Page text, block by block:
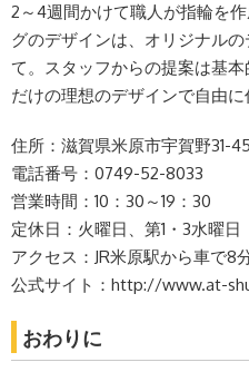
2～4週間かけて職人が指輪を
グのデザインは、オリジナル
て。スタッフからの提案は基
だけの理想のデザインで自由に
住所：滋賀県米原市宇賀野31-45
電話番号：0749-52-8033
営業時間：10：30～19：30
定休日：火曜日、第1・3水曜日
アクセス：JR米原駅から車で8
公式サイト：http://www.at-
おわりに